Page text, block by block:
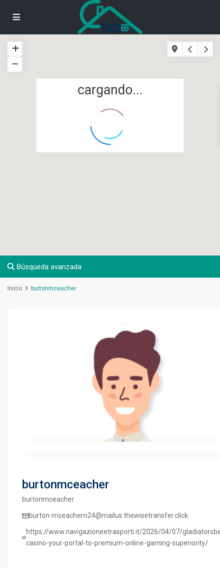
cargando...
Búsqueda avanzada
Inicio burtonmceacher
burtonmceacher
burtonmceacher
burton-mceachern24@mailus.thewisetransfer.click
https://www.navigazioneetrasporti.it/2026/04/07/
casino-your-portal-to-premium-online-gaming-superiority/